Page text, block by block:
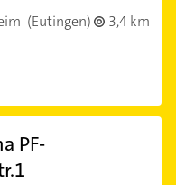
(Eutingen)
3,4 km
PF-